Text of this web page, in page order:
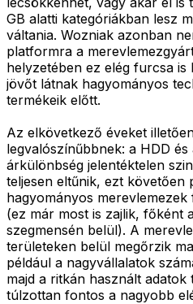
GB alatti kategóriákban lesz
váltania. Wozniak azonban
platformra a
helyzetében ez elég furcsa is
jövőt látnak hagyományos
termékeik előtt.
Az elkövetkező éveket
legvalószínűbbnek: a HDD
árkülönbség jelentéktelen
teljesen eltűnik, ezt követően
hagyományos
(ez már most is zajlik, főként
szegmensén belül). A
területeken belül megőrzik
például a nagyvállalatok
majd a ritkán használt
túlzottan fontos a nagyobb